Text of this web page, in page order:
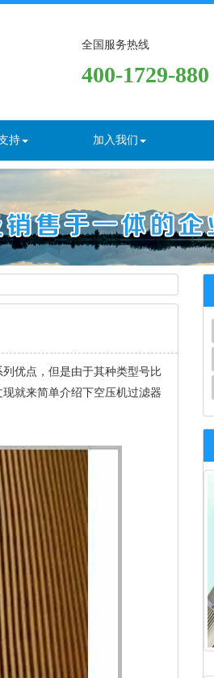
全国服务热线
400-1729-880
持 加入我们
优点，但是由于其种类型号比
就来简单介绍下空压机过滤器